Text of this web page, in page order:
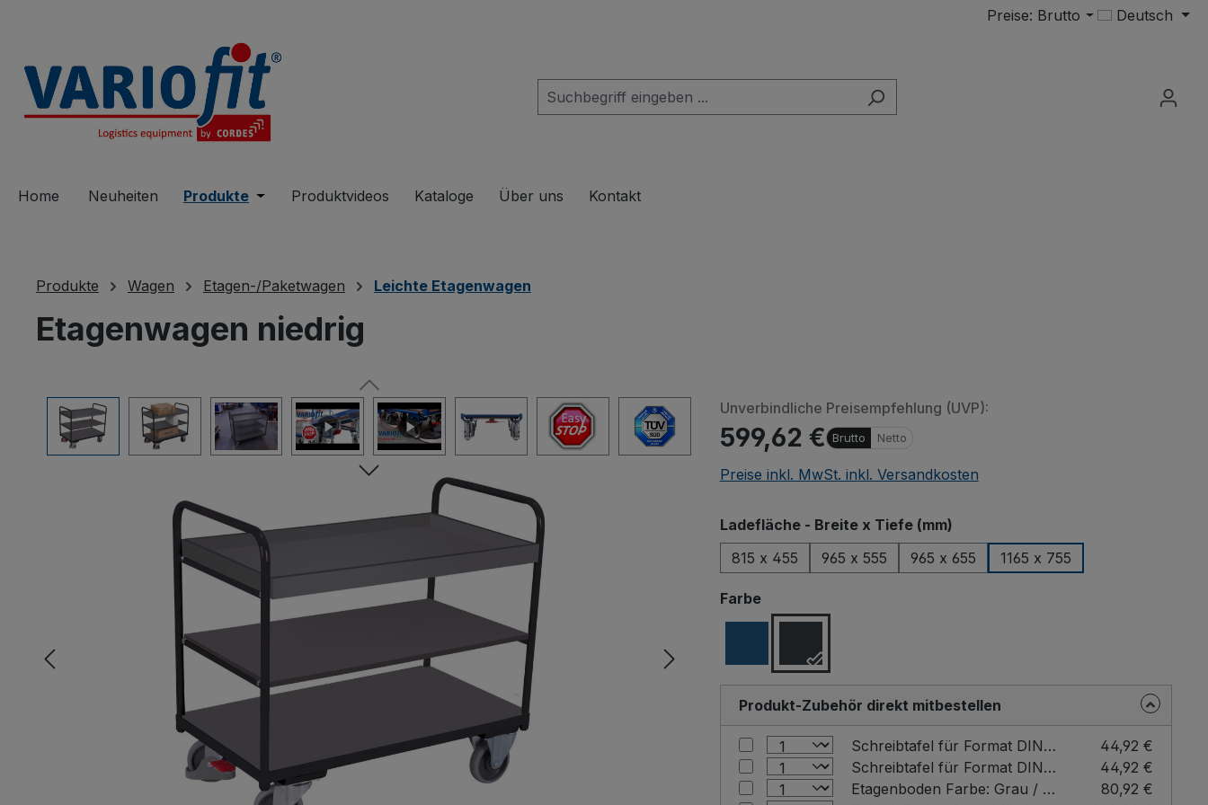
Preise: Brutto Deutsch
Home Neuheiten Produkte Öffne oder Schließe das Dropdown der Kategorie Produkte
Produktvideos Kataloge Über uns Kontakt
Produkte Wagen Etagen-/Paketwagen Leichte Etagenwagen
Etagenwagen niedrig
Bildergalerie überspringen Unverbindliche Preisempfehlung (UVP):
599,62 € Brutto Netto
Preise inkl. MwSt. inkl. Versandkosten
Ladefläche - Breite x Tiefe (mm)auswählen
815 x 455
965 x 555 965 x 655 1165 x 755
Farbeauswählen
Produkt-Zubehör direkt mitbestellen
Schreibtafel für Format DIN A4 Farbe: Grau / Format: DIN A4 hoch
44,92 €
Schreibtafel für Format DIN A4 Farbe: Grau / Format: DIN A4 quer
44,92 €
Etagenboden Farbe: Grau / für Ladefläche - Breite x Tiefe (mm): 1200 x 800
80,92 €